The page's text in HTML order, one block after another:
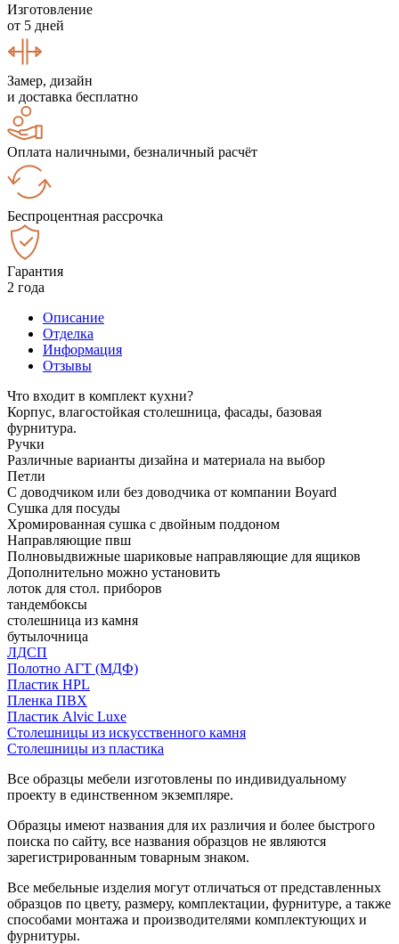
Изготовление
от 5 дней
Замер, дизайн
и доставка бесплатно
Оплата наличными, безналичный расчёт
Беспроцентная рассрочка
Гарантия
2 года
Описание
Отделка
Информация
Отзывы
Что входит в комплект кухни?
Корпус, влагостойкая столешница, фасады, базовая
фурнитура.
Ручки
Различные варианты дизайна и материала на выбор
Петли
С доводчиком или без доводчика от компании Boyard
Сушка для посуды
Хромированная сушка с двойным поддоном
Направляющие пвш
Полновыдвижные шариковые направляющие для ящиков
Дополнительно можно установить
лоток для стол. приборов
тандембоксы
столешница из камня
бутылочница
ЛДСП
Полотно АГТ (МДФ)
Пластик HPL
Пленка ПВХ
Пластик Alvic Luxe
Столешницы из искусственного камня
Столешницы из пластика
Все образцы мебели изготовлены по индивидуальному
проекту в единственном экземпляре.
Образцы имеют названия для их различия и более быстрого
поиска по сайту, все названия образцов не являются
зарегистрированным товарным знаком.
Все мебельные изделия могут отличаться от представленных
образцов по цвету, размеру, комплектации, фурнитуре, а также
способами монтажа и производителями комплектующих и
фурнитуры.